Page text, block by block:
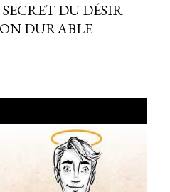
DU DÉSIR
DURABLE